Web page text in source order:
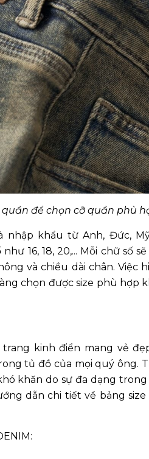
để chọn cỡ quần phù
khẩu từ Anh, Đức,
16, 18, 20,... Mỗi chữ số
và chiều dài chân. Việc
chọn được size phù hợp
kinh điển mang vẻ
tủ đồ của mọi quý ông.
khăn do sự đa dạng trong
dẫn chi tiết về bảng size